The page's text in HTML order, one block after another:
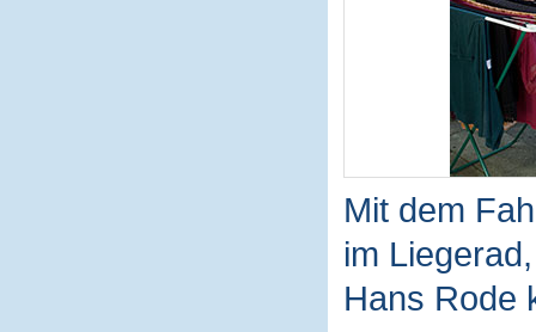
Mit dem
im Liegerad,
Hans Rode